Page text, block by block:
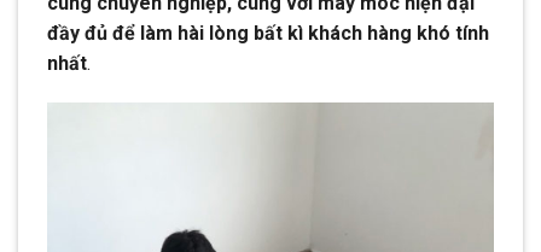
đầy đủ để làm hài lòng bất kì khách hàng khó tính
nhất.